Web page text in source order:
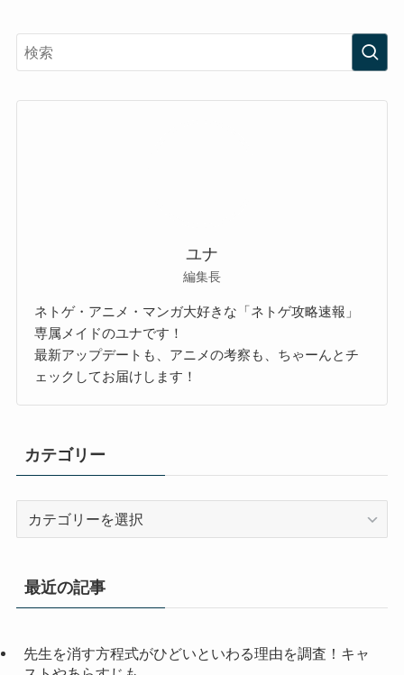
ユナ
編集長
ネトゲ・アニメ・マンガ大好きな「ネトゲ攻略速報」
専属メイドのユナです！
最新アップデートも、アニメの考察も、ちゃーんとチ
ェックしてお届けします！
カテゴリー
リ
最近の記事
先生を消す方程式がひどいといわる理由を調査！キャ